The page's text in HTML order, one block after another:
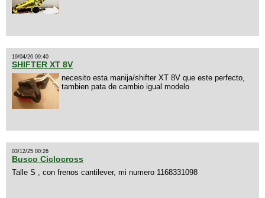
19/04/26 09:40
SHIFTER XT 8V
necesito esta manija/shifter XT 8V que este perfecto,
tambien pata de cambio igual modelo
03/12/25 00:26
Busco Ciclocross
Talle S , con frenos cantilever, mi numero 1168331098